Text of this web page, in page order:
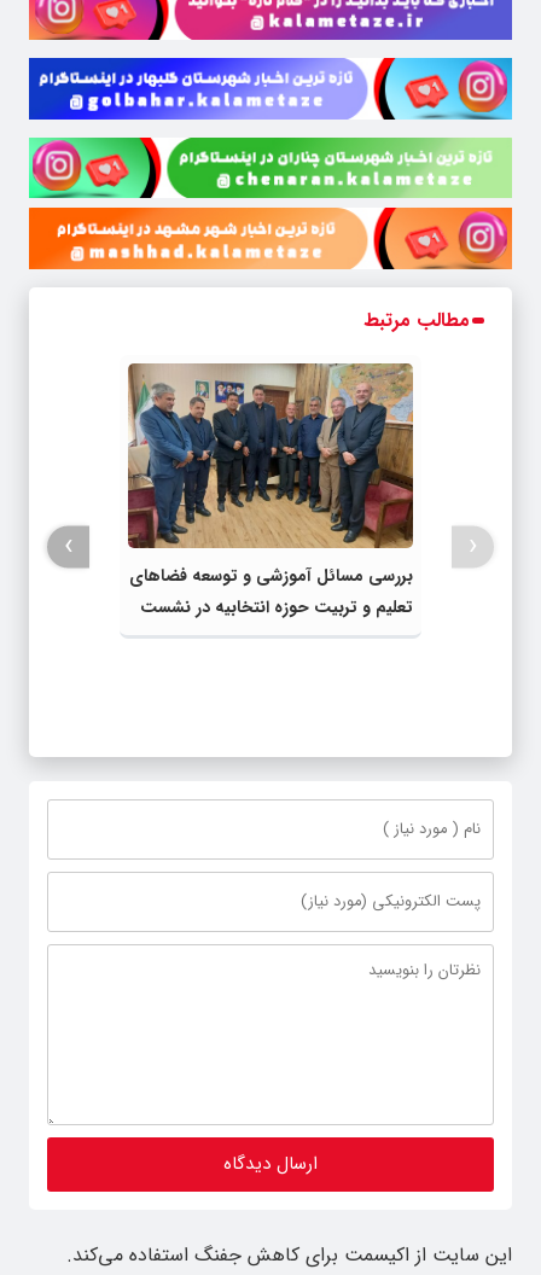
مطالب مرتبط
بررسی مسائل آموزشی و توسعه فضاهای
تعلیم و تربیت حوزه انتخابیه در نشست
مشترک عضو کمیسیون آموزش مجلس با
‹
›
این سایت از اکیسمت برای کاهش جفنگ استفاده می‌کند.